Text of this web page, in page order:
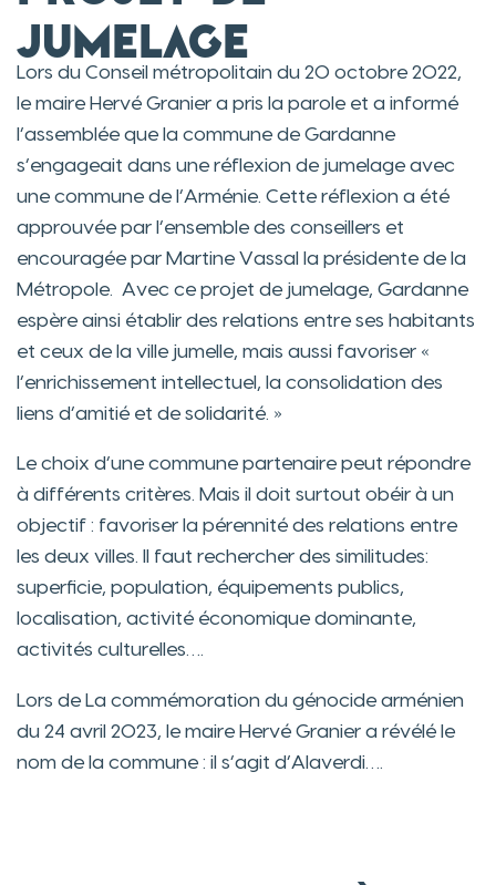
jumelage
Lors du Conseil métropolitain du 20 octobre 2022,
le maire Hervé Granier a pris la parole et a informé
l’assemblée que la commune de Gardanne
s’engageait dans une réflexion de jumelage avec
une commune de l’Arménie. Cette réflexion a été
approuvée par l’ensemble des conseillers et
encouragée par Martine Vassal la présidente de la
Métropole. Avec ce projet de jumelage, Gardanne
espère ainsi établir des relations entre ses habitants
et ceux de la ville jumelle, mais aussi favoriser «
l’enrichissement intellectuel, la consolidation des
liens d’amitié et de solidarité. »
Le choix d’une commune partenaire peut répondre
à différents critères. Mais il doit surtout obéir à un
objectif : favoriser la pérennité des relations entre
les deux villes. Il faut rechercher des similitudes:
superficie, population, équipements publics,
localisation, activité économique dominante,
activités culturelles….
Lors de La commémoration du génocide arménien
du 24 avril 2023, le maire Hervé Granier a révélé le
nom de la commune : il s’agit d’Alaverdi….